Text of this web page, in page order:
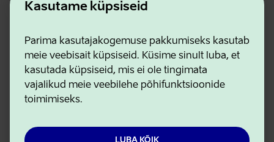
Kasutame küpsiseid
Parima kasutajakogemuse pakkumiseks kasutab
meie veebisait küpsiseid. Küsime sinult luba, et
kasutada küpsiseid, mis ei ole tingimata
vajalikud meie veebilehe põhifunktsioonide
toimimiseks.
LUBA KÕIK
Ettevõtluse ja Innovatsiooni Sihtasutus
Kontaktid
Koostööpartnerid
Kasutustingimused
Privaatsuse ja küpsiste eeskirjad